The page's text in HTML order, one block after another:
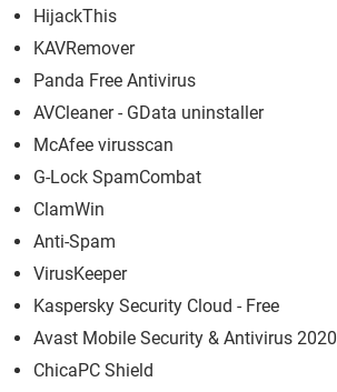
HijackThis
KAVRemover
Panda Free Antivirus
AVCleaner - GData uninstaller
McAfee virusscan
G-Lock SpamCombat
ClamWin
Anti-Spam
VirusKeeper
Kaspersky Security Cloud - Free
Avast Mobile Security & Antivirus 2020
ChicaPC Shield